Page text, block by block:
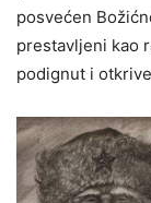
posvećen
prestavljeni kao
podignut i